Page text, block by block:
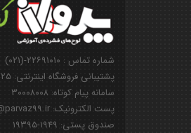
شماره تماس : ۲۲۶۹۱۰۱۰-(۰۲۱)
پشتیبانی فروشگاه اینترنتی: ۰۹۱۲۸۵۰۱۱۲۵
سامانه پیام کوتاه: ۳۰۰۰۸۰۰۸
پست الکترونیک: info@parvaz99.ir
صندوق پستی: ۱۹۴۹-۱۹۳۹۵